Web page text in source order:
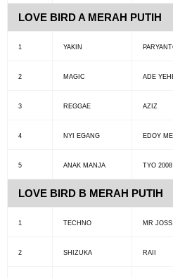
LOVE BIRD A MERAH PUTIH
1 YAKIN
2 MAGIC ADE
3 REGGAE AZIZ
4 NYI EGANG EDOY
5 ANAK MANJA TYO 2008
LOVE BIRD B MERAH PUTIH
1 TECHNO MR JOSS
2 SHIZUKA RAII